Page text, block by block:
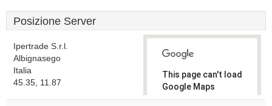
Posizione Server
Ipertrade S.r.l.
Albignasego
Italia
45.35, 11.87
This page can't load
Google Maps
correctly.